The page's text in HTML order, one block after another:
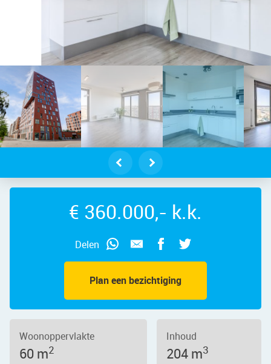
– Teakhout 32, 1507 EM – Foto
Plan een bezichtiging
Delen
€ 360.000,- k.k.
Woonoppervlakte
60 m2
Inhoud
204 m3